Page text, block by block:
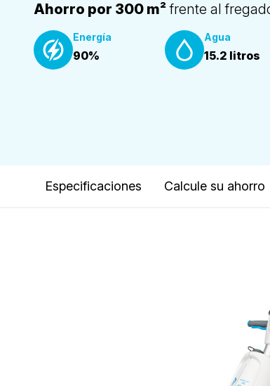
Ahorro por 300 m²frente al
Energía
90%
Agua
15.2 litros
Especificaciones Calcule su ahorro